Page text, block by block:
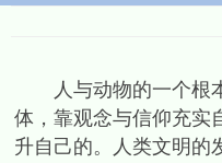
人与动物的一个根本
体，靠观念与信仰充实
升自己的。人类文明的